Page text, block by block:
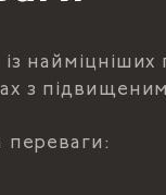
з
переваги: